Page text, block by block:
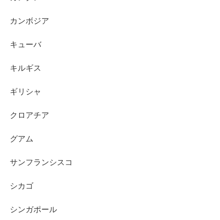
カンボジア
キューバ
キルギス
ギリシャ
クロアチア
グアム
サンフランシスコ
シカゴ
シンガポール